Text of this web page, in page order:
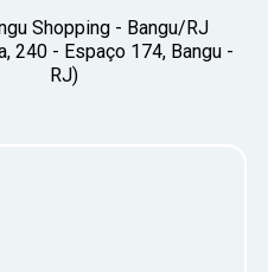
Shopping - Bangu/RJ
240 - Espaço 174, Bangu -
RJ)